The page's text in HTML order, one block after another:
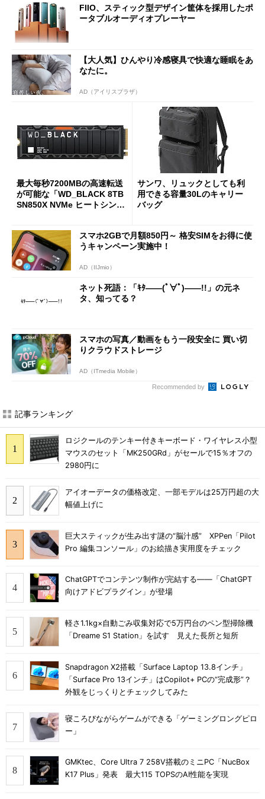
FIIO、スティック型デザイン筐体を採用したポ
ータブルオーディオプレーヤー
【大人気】ひんやり冷感寝具で快適な睡眠をあ
なたに。
AD（アイリスプラザ）
最大毎秒7200MBの高速転送
が可能な「WD_BLACK 8TB
SN850X NVMe ヒートシンク
サンワ、リュックとしても利
用できる容量30Lのキャリー
バッグ
スマホ2GBで月額850円～ 格安SIMをお得に使
うキャンペーン実施中！
AD（IIJmio）
ネット死語：「ｷﾀ――(ﾟ∀ﾟ)――!!」の元ネ
タ、知ってる？
スマホの写真／動画をもう一段安全に 買い切
りクラウドストレージ
AD（ITmedia Mobile）
Recommended by
記事ランキング
ロジクールのテンキー付きキーボード・ワイヤレス小型
マウスのセット「MK250GRd」がセールで15％オフの
2980円に
アイオーデータの価格改定、一部モデルは25万円超の大
幅値上げに
巨大スティックが生み出す謎の“脳汁感” XPPen「Pilot
Pro 編集コンソール」のお絵描き実用度をチェック
ChatGPTでコンテンツ制作が完結する――「ChatGPT
向けアドビプラグイン」が登場
軽さ1.1kg×自動ごみ収集対応で5万円台のペン型掃除機
「Dreame S1 Station」を試す 見えた長所と短所
Snapdragon X2搭載「Surface Laptop 13.8インチ」
「Surface Pro 13インチ」はCopilot+ PCの“完成形”？
外観をじっくりとチェックしてみた
寝ころびながらゲームができる「ゲーミングロングピロ
ー」
GMKtec、Core Ultra 7 258V搭載のミニPC「NucBox
K17 Plus」発表 最大115 TOPSのAI性能を実現